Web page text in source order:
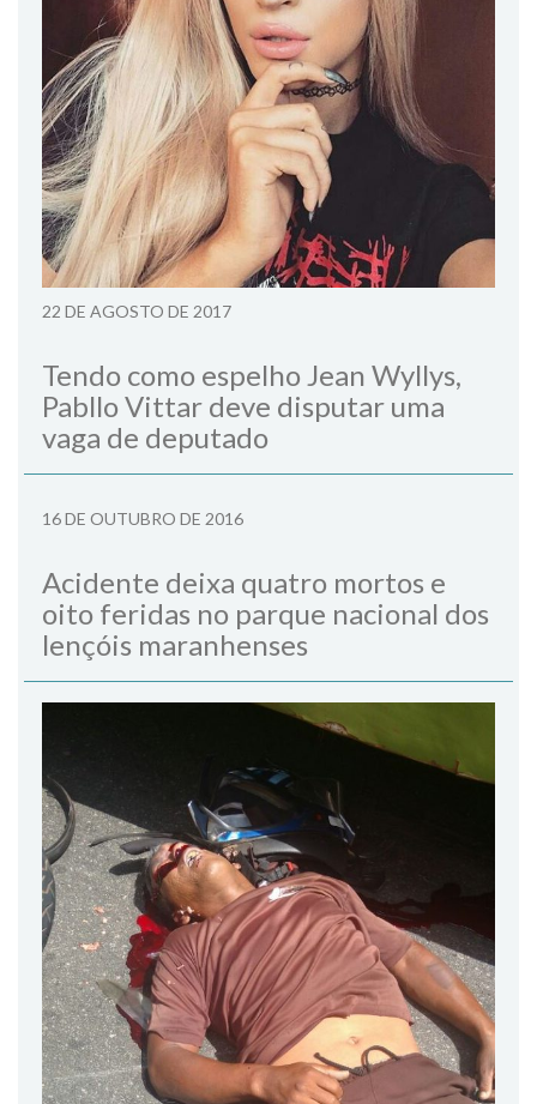
22 DE AGOSTO DE 2017
Tendo como espelho Jean Wyllys,
Pabllo Vittar deve disputar uma
vaga de deputado
16 DE OUTUBRO DE 2016
Acidente deixa quatro mortos e
oito feridas no parque nacional dos
lençóis maranhenses